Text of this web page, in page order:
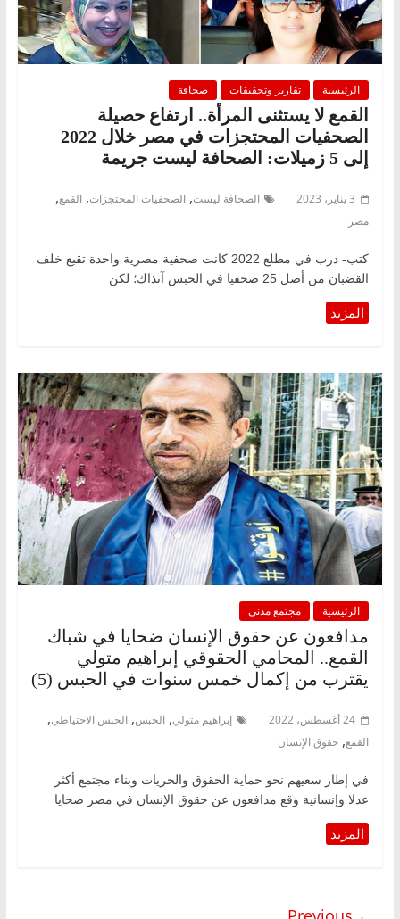
الرئيسية تقارير وتحقيقات صحافة
القمع لا يستثنى المرأة.. ارتفاع حصيلة
الصحفيات المحتجزات في مصر خلال 2022
إلى 5 زميلات: الصحافة ليست جريمة
3 يناير، 2023 الصحافة ليست, الصحفيات المحتجزات, القمع,
مصر
كتب- درب في مطلع 2022 كانت صحفية مصرية واحدة تقبع خلف
القضبان من أصل 25 صحفيا في الحبس آنذاك؛ لكن
الرئيسية مجتمع مدني
مدافعون عن حقوق الإنسان ضحايا في شباك
القمع.. المحامي الحقوقي إبراهيم متولي
يقترب من إكمال خمس سنوات في الحبس (5)
24 أغسطس، 2022 إبراهيم متولي, الحبس, الحبس الاحتياطي,
القمع, حقوق الإنسان
في إطار سعيهم نحو حماية الحقوق والحريات وبناء مجتمع أكثر
عدلا وإنسانية وقع مدافعون عن حقوق الإنسان في مصر ضحايا